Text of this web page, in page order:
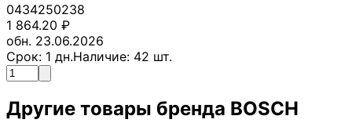
0434250238
1 864.20 ₽
обн. 23.06.2026
Срок: 1 дн.Наличие: 42 шт.
Другие товары бренда BOSCH